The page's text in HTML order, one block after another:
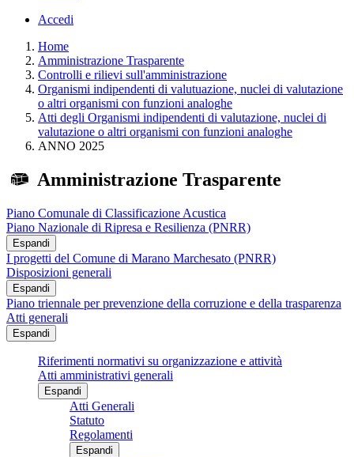
Accedi
Home
Amministrazione Trasparente
Controlli e rilievi sull'amministrazione
Organismi indipendenti di valutuazione, nuclei di valutazione
o altri organismi con funzioni analoghe
Atti degli Organismi indipendenti di valutazione, nuclei di
valutazione o altri organismi con funzioni analoghe
ANNO 2025
Amministrazione Trasparente
Piano Comunale di Classificazione Acustica
Piano Nazionale di Ripresa e Resilienza (PNRR)
Espandi
I progetti del Comune di Marano Marchesato (PNRR)
Disposizioni generali
Espandi
Piano triennale per prevenzione della corruzione e della trasparenza
Atti generali
Espandi
Riferimenti normativi su organizzazione e attività
Atti amministrativi generali
Espandi
Atti Generali
Statuto
Regolamenti
Espandi